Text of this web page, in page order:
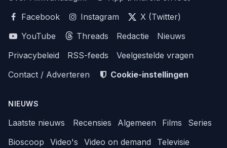
Facebook
Instagram
X (Twitter)
YouTube
Threads Redactie
Nieuws
Privacybeleid
RSS-feeds
Veelgestelde vragen
Contact / Adverteren
Cookie-instellingen
NIEUWS
Laatste nieuws Recensies Algemeen Films
Series
Bioscoop
Video's Video on demand
Televisie